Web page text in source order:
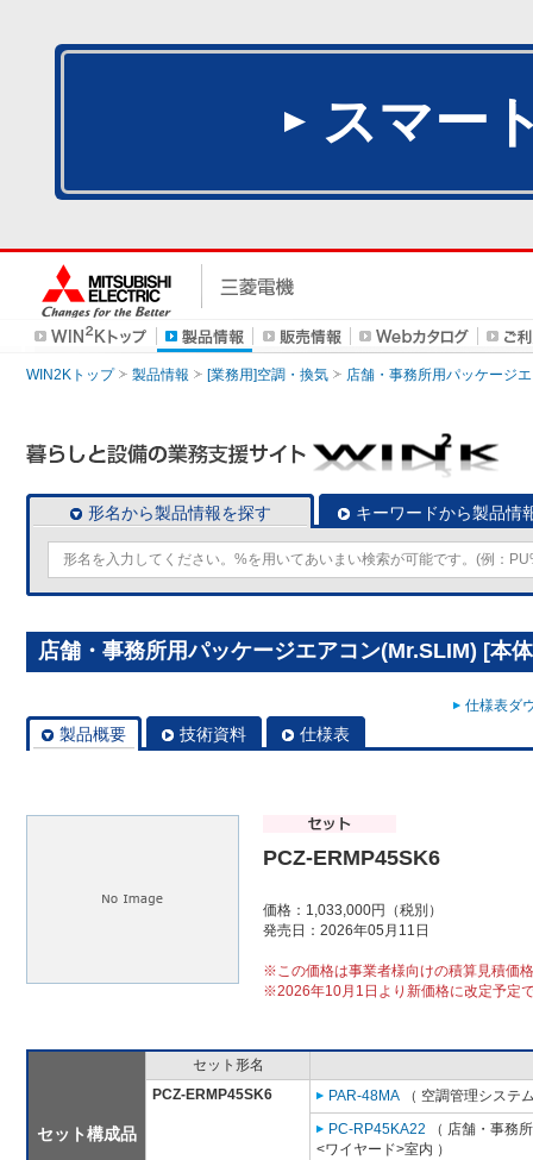
スマー
WIN2Kトップ 製品情報 [業務用]空調・換気 店舗・事務所用パッケージ
形名から製品情報を探す キーワードから製品情
店舗・事務所用パッケージエアコン(Mr.SLIM) [本
仕様表ダ
製品概要 技術資料 仕様表
PCZ-ERMP45SK6
価格：1,033,000円（税別）
発売日：2026年05月11日
※この価格は事業者様向けの積算見積価
※2026年10月1日より新価格に改定予定
セット構成品
セット形名
PCZ-ERMP45SK6
PAR-48MA （ 空調管理システ
PC-RP45KA22 （ 店舗・事務
<ワイヤード>室内 ）